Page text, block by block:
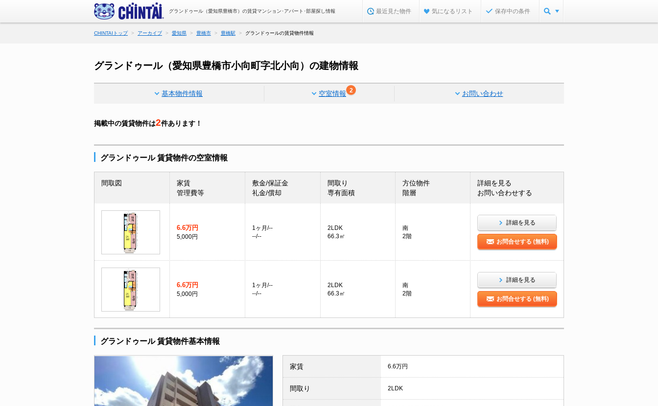
グランドゥール（愛知県豊橋市）の賃貸マンション･アパート･部屋探し情報 最近見た物件 気になるリスト 保存中の条件
CHINTAIトップ アーカイブ 愛知県 豊橋市 豊橋駅 グランドゥールの賃貸物件情報
グランドゥール（愛知県豊橋市小向町字北小向）の建物情報
基本物件情報 空室情報 2 お問い合わせ
掲載中の賃貸物件は2件あります！
グランドゥール 賃貸物件の空室情報
間取図
家賃
管理費等
敷金/保証金
礼金/償却
間取り
専有面積
方位物件
階層
詳細を見る
お問い合わせする
6.6万円
5,000円
1ヶ月/--
--/--
2LDK
66.3㎡
南
2階
詳細を見る
お問合せする (無料)
6.6万円
5,000円
1ヶ月/--
--/--
2LDK
66.3㎡
南
2階
詳細を見る
お問合せする (無料)
グランドゥール 賃貸物件基本情報
家賃 6.6万円
間取り 2LDK